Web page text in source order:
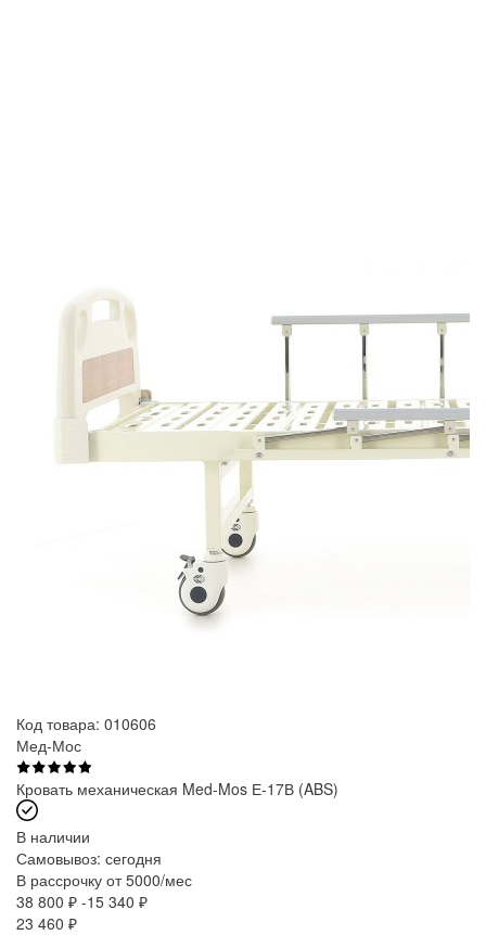
Код товара: 010606
Мед-Мос
Кровать механическая Med-Mos Е-17В (ABS)
В наличии
Самовывоз:сегодня
В рассрочку от 5000/мес
38 800 ₽ -15 340 ₽
23 460 ₽